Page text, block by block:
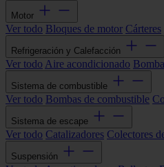
Motor
Ver todo Bloques de motor Cárteres
Refrigeración y Calefacción
Ver todo Aire acondicionado
Sistema de combustible
Ver todo Bombas de combustible
Sistema de escape
Ver todo Catalizadores Colectores
Suspensión